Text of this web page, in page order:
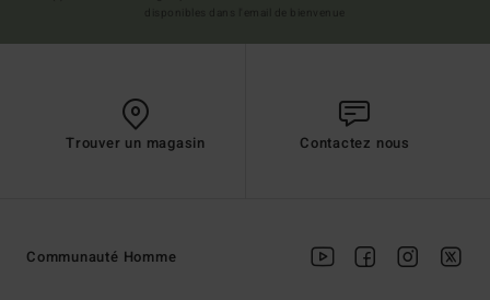
Trouver un magasin Contactez nous
Communauté Homme